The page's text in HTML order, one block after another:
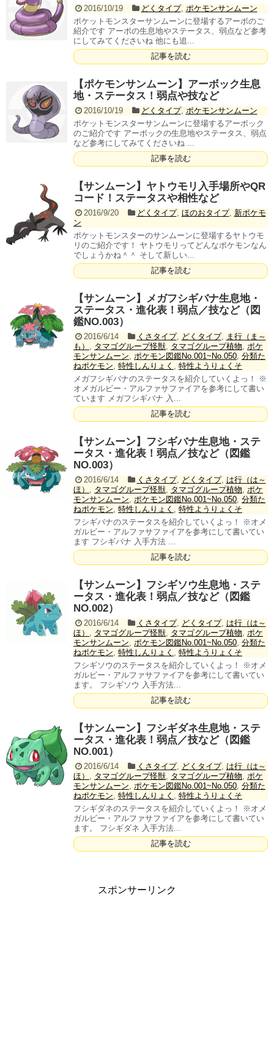
2016/10/19 どくタイプ, ポケモンサンムーン
ポケットモンスターサンムーンに登場するアーボのご
紹介です アーボの生息地やステータス、弱点など参考
にしてみてくださいね 他にも追...
記事を読む
【ポケモンサンムーン】アーボック生息
地・ステータス！弱点や技など
2016/10/19 どくタイプ, ポケモンサンムーン
ポケットモンスターサンムーンに登場するアーボック
のご紹介です アーボックの生息地やステータス、弱点
など参考にしてみてくださいね ...
記事を読む
【サンムーン】ヤトウモリ入手場所やQR
コード！ステータスや相性など
2016/9/20 どくタイプ, ほのおタイプ, 新ポケモ
ン
ポケットモンスターのサンムーンに登場するヤトウモ
リのご紹介です！ ヤトウモリってどんなポケモンなん
でしょうかね＾＾ そして新しい...
記事を読む
【サンムーン】メガフシギバナ生息地・
ステータス・進化表！弱点／技など（図
鑑NO.003）
2016/6/14 くさタイプ, どくタイプ, ま行（ま～
も） , タマゴグループ怪獣, タマゴグループ植物, ポケ
モンサンムーン, ポケモン図鑑No.001~No.050, 分類た
ねポケモン, 特性しんりょく , 特性ようりょくそ
メガフシギバナのステータスを紹介していくよっ！ ※
オメガルビー・アルファサファイアを参考にして書い
ています メガフシギバナ 入...
記事を読む
【サンムーン】フシギバナ生息地・ステ
ータス・進化表！弱点／技など（図鑑
NO.003）
2016/6/14 くさタイプ, どくタイプ, は行（は～
ほ） , タマゴグループ怪獣, タマゴグループ植物, ポケ
モンサンムーン, ポケモン図鑑No.001~No.050, 分類た
ねポケモン, 特性しんりょく , 特性ようりょくそ
フシギバナのステータスを紹介していくよっ！ ※オメ
ガルビー・アルファサファイアを参考にして書いてい
ます フシギバナ 入手方法 ...
記事を読む
【サンムーン】フシギソウ生息地・ステ
ータス・進化表！弱点／技など（図鑑
NO.002）
2016/6/14 くさタイプ, どくタイプ, は行（は～
ほ） , タマゴグループ怪獣, タマゴグループ植物, ポケ
モンサンムーン, ポケモン図鑑No.001~No.050, 分類た
ねポケモン, 特性しんりょく , 特性ようりょくそ
フシギソウのステータスを紹介していくよっ！ ※オメ
ガルビー・アルファサファイアを参考にして書いてい
ます。 フシギソウ 入手方法...
記事を読む
【サンムーン】フシギダネ生息地・ステ
ータス・進化表！弱点／技など（図鑑
NO.001）
2016/6/14 くさタイプ, どくタイプ, は行（は～
ほ） , タマゴグループ怪獣, タマゴグループ植物, ポケ
モンサンムーン, ポケモン図鑑No.001~No.050, 分類た
ねポケモン, 特性しんりょく , 特性ようりょくそ
フシギダネのステータスを紹介していくよっ！ ※オメ
ガルビー・アルファサファイアを参考にして書いてい
ます。 フシギダネ 入手方法...
記事を読む
スポンサーリンク